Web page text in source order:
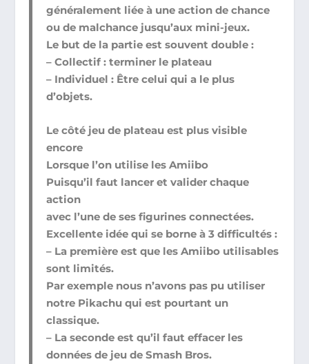
généralement liée à une action de chance
ou de malchance jusqu’aux mini-jeux.
Le but de la partie est souvent double :
– Collectif : terminer le plateau
– Individuel : Être celui qui a le plus
d’objets.
Le côté jeu de plateau est plus visible
encore
Lorsque l’on utilise les Amiibo
Puisqu’il faut lancer et valider chaque
action
avec l’une de ses figurines connectées.
Excellente idée qui se borne à 3 difficultés :
– La première est que les Amiibo utilisables
sont limités.
Par exemple nous n’avons pas pu utiliser
notre Pikachu qui est pourtant un
classique.
– La seconde est qu’il faut effacer les
données de jeu de Smash Bros.